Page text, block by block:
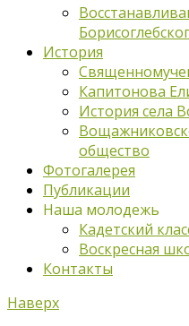
История
Капитонова
История села
общество
Фотогалерея
Публикации
Наша молодежь
Кадетский
Воскресная
Контакты
Наверх